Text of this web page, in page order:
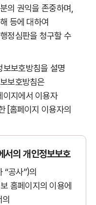
의 권익을 존중하며,
등에 대하여
정심판을 청구할 수
보호방침을 설명
보호방침은
이지에서 이용자
[홈페이지 이용자의
서의 개인정보보호
“공사”)의
홈페이지의 이용에